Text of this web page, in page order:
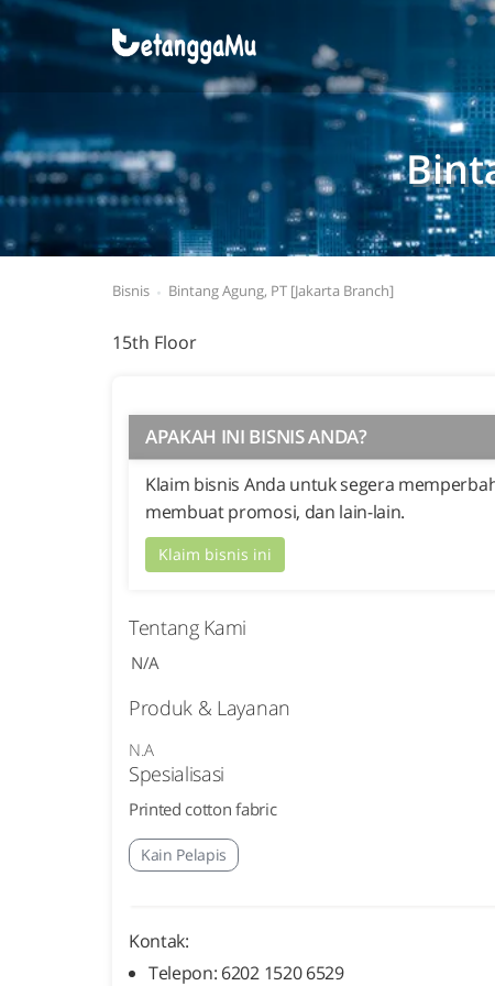
Bisnis Bintang Agung, PT [Jakarta Branch]
15th Floor
APAKAH INI BISNIS ANDA?
Klaim bisnis Anda untuk segera
membuat promosi, dan lain-lain.
Klaim bisnis ini
Tentang Kami
N/A
Produk & Layanan
N.A
Spesialisasi
Printed cotton fabric
Kain Pelapis
Kontak:
Telepon: 6202 1520 6529